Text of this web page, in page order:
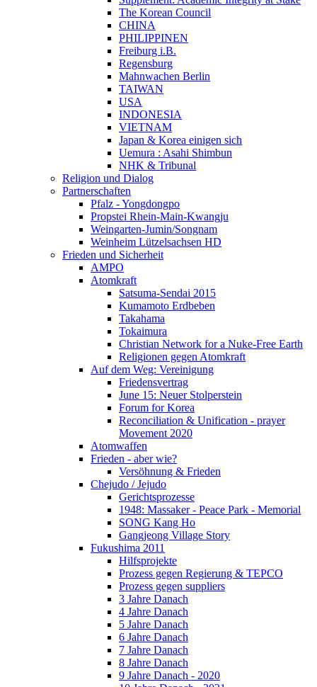
The Korean Council
CHINA
PHILIPPINEN
Freiburg i.B.
Regensburg
Mahnwachen Berlin
TAIWAN
USA
INDONESIA
VIETNAM
Japan & Korea einigen sich
Uemura : Asahi Shimbun
NHK & Tribunal
Religion und Dialog
Partnerschaften
Pfalz - Yongdongpo
Propstei Rhein-Main-Kwangju
Weingarten-Jumin/Songnam
Weinheim Lützelsachsen HD
Frieden und Sicherheit
AMPO
Atomkraft
Satsuma-Sendai 2015
Kumamoto Erdbeben
Takahama
Tokaimura
Christian Network for a Nuke-Free Earth
Religionen gegen Atomkraft
Auf dem Weg: Vereinigung
Friedensvertrag
June 15: Neuer Stolperstein
Forum for Korea
Reconciliation & Unification - prayer
Movement 2020
Atomwaffen
Frieden - aber wie?
Versöhnung & Frieden
Chejudo / Jejudo
Gerichtsprozesse
1948: Massaker - Peace Park - Memorial
SONG Kang Ho
Gangjeong Village Story
Fukushima 2011
Hilfsprojekte
Prozess gegen Regierung & TEPCO
Prozess gegen suppliers
3 Jahre Danach
4 Jahre Danach
5 Jahre Danach
6 Jahre Danach
7 Jahre Danach
8 Jahre Danach
9 Jahre Danach - 2020